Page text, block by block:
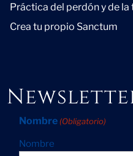
Práctica del perdón y de la
Crea tu propio Sanctum
Nombre (Obligatorio)
Nombre